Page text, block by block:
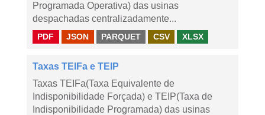
Programada Operativa) das usinas
despachadas centralizadamente...
PDF JSON PARQUET CSV XLSX
Taxas TEIFa e TEIP
Taxas TEIFa(Taxa Equivalente de
Indisponibilidade Forçada) e TEIP(Taxa de
Indisponibilidade Programada) das usinas